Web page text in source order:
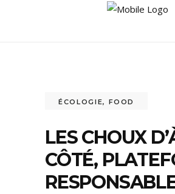
ÉCOLOGIE, FOOD
LES CHOUX
CÔTÉ,